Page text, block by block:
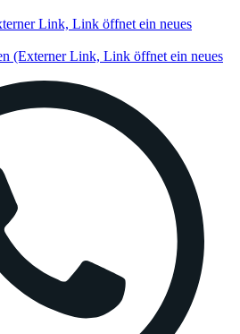
Link, Link öffnet ein neues
(Externer Link, Link öffnet ein neues